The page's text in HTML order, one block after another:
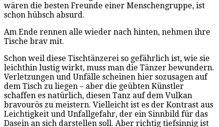
wären die besten Freunde einer Menschengruppe, ist
schon hübsch absurd.
Am Ende rennen alle wieder nach hinten, nehmen ihre
Tische brav mit.
Schon weil diese Tischtänzerei so gefährlich ist, wie sie
leichthin lustig wirkt, muss man die Tänzer bewundern.
Verletzungen und Unfälle scheinen hier sozusagen auf
dem Tisch zu liegen – aber die geübten Künstler
schaffen es natürlich, diesen Tanz auf dem Vulkan
bravourös zu meistern. Vielleicht ist es der Kontrast aus
Leichtigkeit und Unfallgefahr, der ein Sinnbild für das
Dasein an sich darstellen soll. Aber richtig tiefsinnig ist